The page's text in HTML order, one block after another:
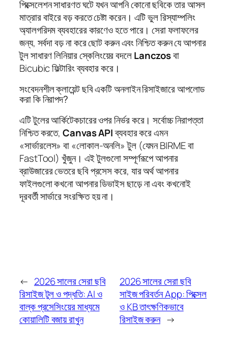
পিক্সেলেশন সাধারণত ঘটে যখন আপনি কোনো ছবিকে তার আসল
মাত্রার বাইরে বড় করতে চেষ্টা করেন। এটি ভুল রিস্যাম্পলিং
অ্যালগরিদম ব্যবহারের কারণেও হতে পারে। সেরা ফলাফলের
জন্য, সর্বদা বড় না করে ছোট করুন এবং নিশ্চিত করুন যে আপনার
টুল সাধারণ লিনিয়ার স্কেলিংয়ের বদলেLanczosবা
Bicubic ফিল্টারিং ব্যবহার করে।
সংবেদনশীল ক্লায়েন্ট ছবি একটি অনলাইন রিসাইজারে আপলোড
করা কি নিরাপদ?
এটি টুলের আর্কিটেকচারের ওপর নির্ভর করে। সর্বোচ্চ নিরাপত্তা
নিশ্চিত করতে,Canvas APIব্যবহার করে এমন
«সার্ভারলেস» বা «লোকাল-অনলি» টুল (যেমন BIRME বা
FastTool) খুঁজুন। এই টুলগুলো সম্পূর্ণরূপে আপনার
ব্রাউজারের ভেতরে ছবি প্রসেস করে, যার অর্থ আপনার
ফাইলগুলো কখনো আপনার ডিভাইস ছাড়ে না এবং কখনোই
দূরবর্তী সার্ভারে সংরক্ষিত হয় না।
← 2026 সালের সেরা ছবি
রিসাইজ টুল ও পদ্ধতি: AI ও
বাল্ক প্রসেসিংয়ের মাধ্যমে
কোয়ালিটি বজায় রাখুন
2026 সালের সেরা ছবি
সাইজ পরিবর্তন App: পিক্সেল
ও KB তাৎক্ষণিকভাবে
রিসাইজ করুন →